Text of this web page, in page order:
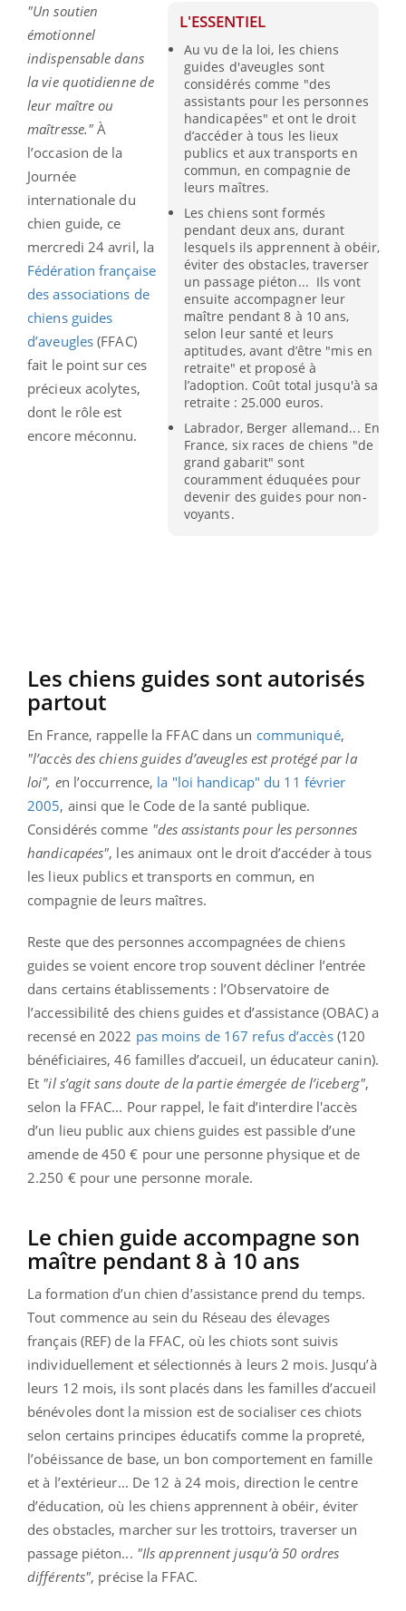
L'ESSENTIEL
Au vu de la loi, les chiens
guides d'aveugles sont
considérés comme "des
assistants pour les personnes
handicapées" et ont le droit
d’accéder à tous les lieux
publics et aux transports en
commun, en compagnie de
leurs maîtres.
Les chiens sont formés
pendant deux ans, durant
lesquels ils apprennent à obéir,
éviter des obstacles, traverser
un passage piéton... Ils vont
ensuite accompagner leur
maître pendant 8 à 10 ans,
selon leur santé et leurs
aptitudes, avant d’être "mis en
retraite" et proposé à
l’adoption. Coût total jusqu'à sa
retraite : 25.000 euros.
Labrador, Berger allemand... En
France, six races de chiens "de
grand gabarit" sont
couramment éduquées pour
devenir des guides pour non-
voyants.
"Un soutien
émotionnel
indispensable dans
la vie quotidienne de
leur maître ou
maîtresse." À
l’occasion de la
Journée
internationale du
chien guide, ce
mercredi 24 avril, la
Fédération française
des associations de
chiens guides
d’aveugles (FFAC)
fait le point sur ces
précieux acolytes,
dont le rôle est
encore méconnu.
Les chiens guides sont autorisés
partout
En France, rappelle la FFAC dans un communiqué,
"l’accès des chiens guides d’aveugles est protégé par la
loi", en l’occurrence, la "loi handicap" du 11 février
2005, ainsi que le Code de la santé publique.
Considérés comme "des assistants pour les personnes
handicapées", les animaux ont le droit d’accéder à tous
les lieux publics et transports en commun, en
compagnie de leurs maîtres.
Reste que des personnes accompagnées de chiens
guides se voient encore trop souvent décliner l’entrée
dans certains établissements : l’Observatoire de
l’accessibilité́ des chiens guides et d’assistance (OBAC) a
recensé en 2022 pas moins de 167 refus d’accès(120
bénéficiaires, 46 familles d’accueil, un éducateur canin).
Et "il s’agit sans doute de la partie émergée de l’iceberg",
selon la FFAC... Pour rappel, le fait d’interdire l'accès
d’un lieu public aux chiens guides est passible d’une
amende de 450 € pour une personne physique et de
2.250 € pour une personne morale.
Le chien guide accompagne son
maître pendant 8 à 10 ans
La formation d’un chien d’assistance prend du temps.
Tout commence au sein du Réseau des élevages
français (REF) de la FFAC, où les chiots sont suivis
individuellement et sélectionnés à leurs 2 mois. Jusqu’à
leurs 12 mois, ils sont placés dans les familles d’accueil
bénévoles dont la mission est de socialiser ces chiots
selon certains principes éducatifs comme la propreté,
l’obéissance de base, un bon comportement en famille
et à l’extérieur... De 12 à 24 mois, direction le centre
d’éducation, où les chiens apprennent à obéir, éviter
des obstacles, marcher sur les trottoirs, traverser un
passage piéton... "Ils apprennent jusqu’à 50 ordres
différents", précise la FFAC.